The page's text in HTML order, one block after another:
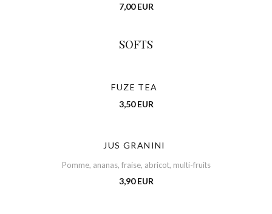
7,00 EUR
SOFTS
FUZE TEA
3,50 EUR
JUS GRANINI
Pomme, ananas, fraise, abricot, multi-fruits
3,90 EUR